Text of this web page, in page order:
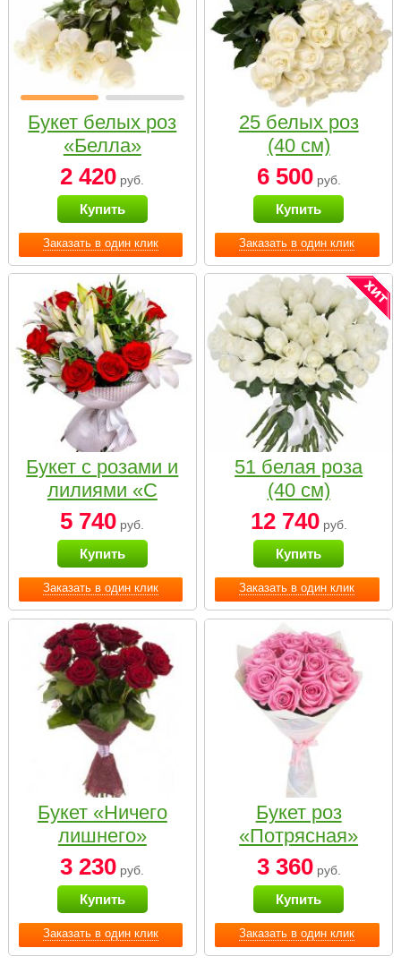
Заказать в один клик
Букет белых роз
«Белла»
2 420 руб.
Купить
Заказать в один клик
25 белых роз
(40 см)
6 500руб.
Купить
Заказать в один клик
Букет с розами и
лилиями «С
наилучшими
пожеланиями»
5 740 руб.
Купить
Заказать в один клик
51 белая роза
(40 см)
12 740руб.
Купить
Заказать в один клик
Букет «Ничего
лишнего»
3 230 руб.
Купить
Заказать в один клик
Букет роз
«Потрясная»
3 360руб.
Купить